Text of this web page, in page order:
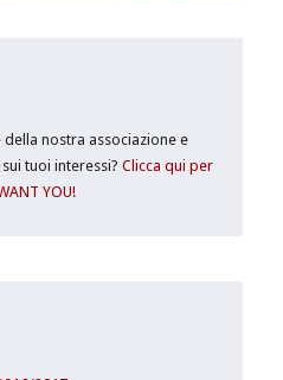
nostra associazione e
tuoi interessi?Clicca qui per
YOU!